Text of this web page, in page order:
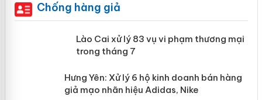
Chống hàng giả
Lào Cai xử lý 83 vụ vi phạm thương
mại trong tháng 7